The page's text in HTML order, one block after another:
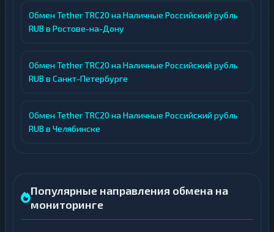
Обмен Tether TRC20 на Наличные Российский рубль
RUB в Ростове-на-Дону
Обмен Tether TRC20 на Наличные Российский рубль
RUB в Санкт-Петербурге
Обмен Tether TRC20 на Наличные Российский рубль
RUB в Челябинске
Популярные направления обмена на
мониторинге